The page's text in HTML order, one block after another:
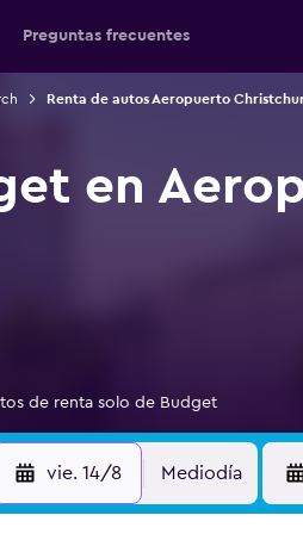
Preguntas frecuentes
Renta de autos Aeropuerto
en
de renta solo de Budget
vie. 14/8 Mediodía